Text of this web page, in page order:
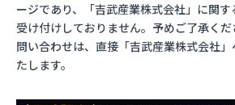
ージであり、「吉武産業株式会社」に関
受け付けしておりません。予めご了承く
問い合わせは、直接「吉武産業株式会社
たします。